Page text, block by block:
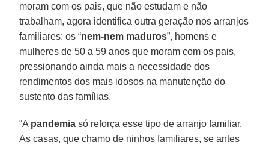
moram com os pais, que não estudam e não
trabalham, agora identifica outra geração nos arranjos
familiares: os “nem-nem maduros”, homens e
mulheres de 50 a 59 anos que moram com os pais,
pressionando ainda mais a necessidade dos
rendimentos dos mais idosos na manutenção do
sustento das famílias.
“A pandemia só reforça esse tipo de arranjo familiar.
As casas, que chamo de ninhos familiares, se antes